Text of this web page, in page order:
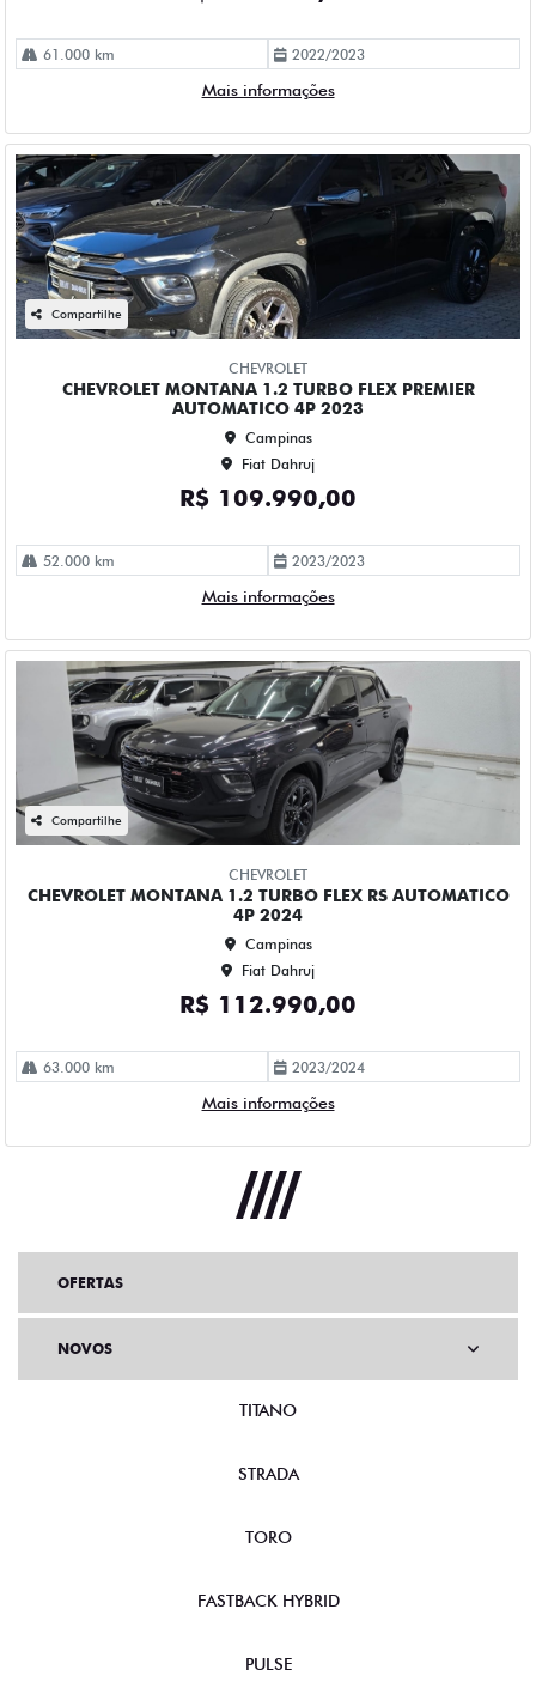
Compartilhe
CHEVROLET
CHEVROLET MONTANA 1.2 TURBO FLEX RS AUTOMATICO
4P 2024
Campinas
Fiat Dahruj
R$ 112.990,00
2023/2024
Mais informações
OFERTAS
NOVOS
TITANO
STRADA
TORO
FASTBACK HYBRID
PULSE